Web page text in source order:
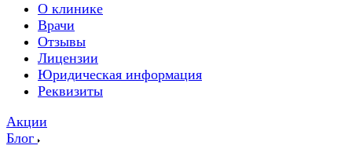
О клинике
Врачи
Отзывы
Лицензии
Юридическая информация
Реквизиты
Акции
Блог